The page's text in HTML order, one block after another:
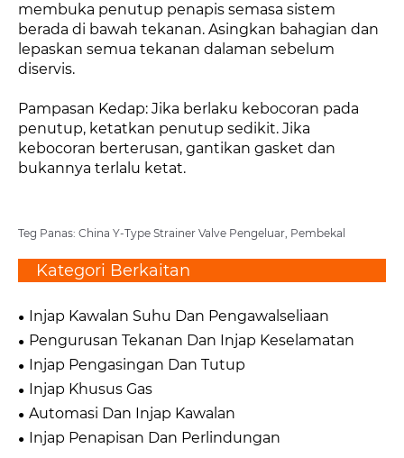
membuka penutup penapis semasa sistem
berada di bawah tekanan. Asingkan bahagian dan
lepaskan semua tekanan dalaman sebelum
diservis.
Pampasan Kedap: Jika berlaku kebocoran pada
penutup, ketatkan penutup sedikit. Jika
kebocoran berterusan, gantikan gasket dan
bukannya terlalu ketat.
Teg Panas: China Y-Type Strainer Valve Pengeluar, Pembekal
Kategori Berkaitan
Injap Kawalan Suhu Dan Pengawalseliaan
Pengurusan Tekanan Dan Injap Keselamatan
Injap Pengasingan Dan Tutup
Injap Khusus Gas
Automasi Dan Injap Kawalan
Injap Penapisan Dan Perlindungan